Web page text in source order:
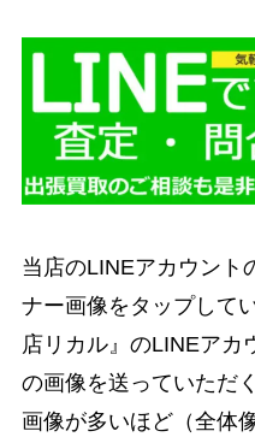
当店のLINEアカウント
ナー画像をタップして
店リカル』のLINEアカ
の画像を送っていただ
画像が多いほど（全体